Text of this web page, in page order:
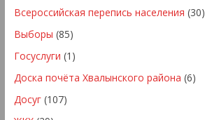
Всероссийская перепись населения (30)
Выборы (85)
Госуслуги (1)
Доска почёта Хвалынского района (6)
Досуг(107)